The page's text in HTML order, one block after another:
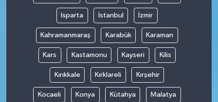
Isparta İstanbul İzmir
Kahramanmaraş Karabük Karaman
Kars Kastamonu Kayseri Kilis
Kırıkkale Kırklareli Kırşehir
Kocaeli Konya Kütahya Malatya